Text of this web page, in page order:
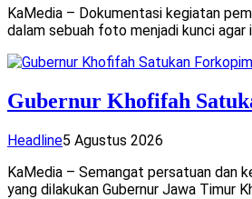
KaMedia – Dokumentasi kegiatan
dalam sebuah foto menjadi kunci agar
Gubernur Khofifah
Headline5 Agustus 2026
KaMedia – Semangat persatuan dan
yang dilakukan Gubernur Jawa Timur